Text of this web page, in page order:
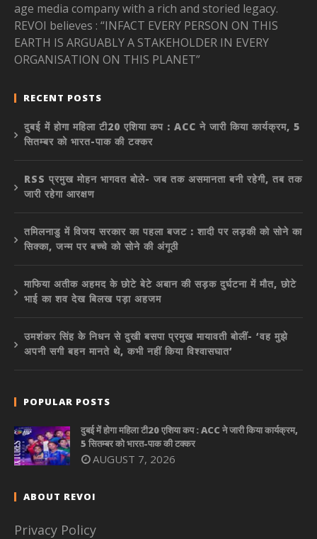
age media company with a rich and storied legacy.
REVOI believes : “INFACT EVERY PERSON ON THIS
EARTH IS ARGUABLY A STAKEHOLDER IN EVERY
ORGANISATION ON THIS PLANET”
RECENT POSTS
दुबई में होगा महिला टी20 एशिया कप : ACC ने जारी किया कार्यक्रम, 5
सितम्बर को भारत-पाक की टक्कर
RSS प्रमुख मोहन भागवत बोले- जब तक असमानता बनी रहेगी, तब तक
जारी रहेगा आरक्षण
तमिलनाडु में विजय सरकार का पहला बजट : शादी पर लड़की को सोने का
सिक्का, जन्म पर बच्चे को सोने की अंगूठी
माफिया अतीक अहमद के छोटे बेटे अबान की सड़क दुर्घटना में मौत, छोटे
भाई का शव देख बिलख पड़ा अहजम
उमशंकर सिंह के निधन से दुखी बसपा प्रमुख मायावती बोलीं- ‘वह मुझे
अपनी सगी बहन मानते थे, कभी नहीं किया विश्वासघात’
POPULAR POSTS
दुबई में होगा महिला टी20 एशिया कप : ACC ने जारी किया कार्यक्रम,
5 सितम्बर को भारत-पाक की टक्कर
AUGUST 7, 2026
ABOUT REVOI
Privacy Policy